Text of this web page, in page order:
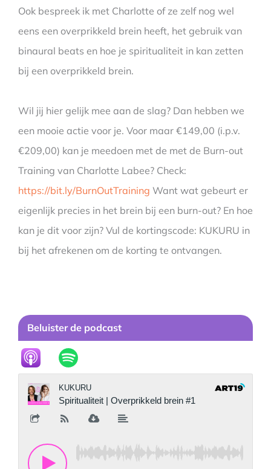
Ook bespreek ik met Charlotte of ze zelf nog wel
eens een overprikkeld brein heeft, het gebruik van
binaural beats en hoe je spiritualiteit in kan zetten
bij een overprikkeld brein.
Wil jij hier gelijk mee aan de slag? Dan hebben we
een mooie actie voor je. Voor maar €149,00 (i.p.v.
€209,00) kan je meedoen met de met de Burn-out
Training van Charlotte Labee? Check:
https://bit.ly/BurnOutTraining Want wat gebeurt er
eigenlijk precies in het brein bij een burn-out? En hoe
kan je dit voor zijn? Vul de kortingscode: KUKURU in
bij het afrekenen om de korting te ontvangen.
Beluister de podcast